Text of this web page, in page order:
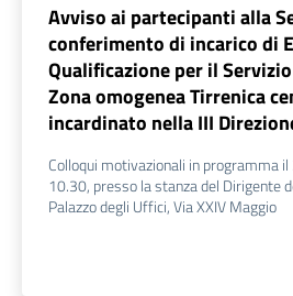
Avviso ai partecipanti alla
conferimento di incarico di
Qualificazione per il
Zona omogenea Tirrenica
incardinato nella III
Colloqui motivazionali in programma
10.30, presso la stanza del Dirigente
Palazzo degli Uffici, Via XXIV Maggio